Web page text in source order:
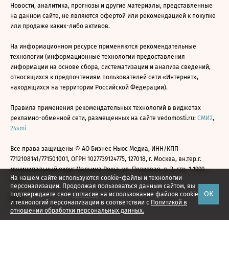
На нашем сайте используются cookie-файлы и технологии
персонализации. Продолжая пользоваться данным сайтом, вы
подтверждаете свое согласие на использование файлов cookie
и технологий персонализации в соответствии с Политикой в
отношении обработки персональных данных.
ОК
Новости, аналитика, прогнозы и другие материалы, представленные
на данном сайте, не являются офертой или рекомендацией к покупке
или продаже каких-либо активов.
На информационном ресурсе применяются рекомендательные
технологии (информационные технологии предоставления
информации на основе сбора, систематизации и анализа сведений,
относящихся к предпочтениям пользователей сети «Интернет»,
находящихся на территории Российской Федерации).
Правила применения рекомендательных технологий в виджетах
рекламно-обменной сети, размещенных на сайте vedomosti.ru: СМИ2,
24smi
Все права защищены © АО Бизнес Ньюс Медиа, ИНН/КПП
7712108141/771501001, ОГРН 1027739124775, 127018, г. Москва, вн.тер.г.
муниципальный округ Марьина Роща, ул. Полковая, д. 3, стр. 1 1999—
2026